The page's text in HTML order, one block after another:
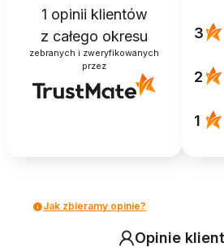
1 opinii klientów
z całego okresu
zebranych i zweryfikowanych
przez
3
2
1
Jak zbieramy opinie?
Opinie